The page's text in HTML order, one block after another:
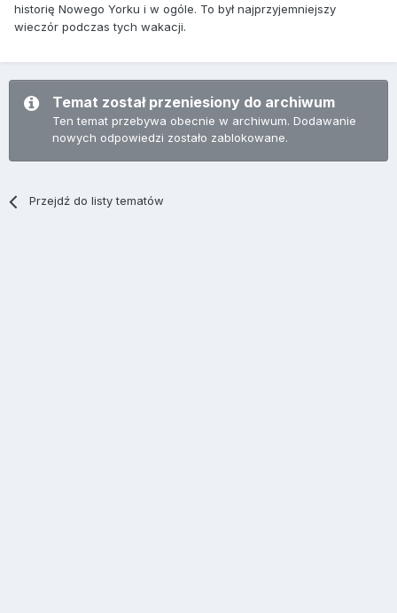
historię Nowego Yorku i w ogóle. To był najprzyjemniejszy
wieczór podczas tych wakacji.
Temat został przeniesiony do archiwum
Ten temat przebywa obecnie w archiwum. Dodawanie
nowych odpowiedzi zostało zablokowane.
Przejdź do listy tematów